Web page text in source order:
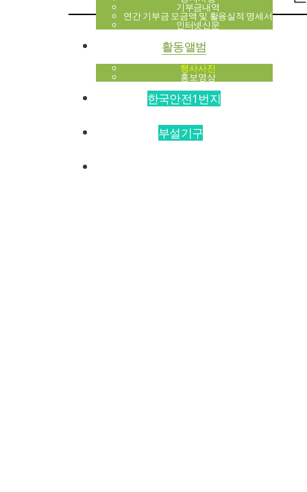
기부금내역
연간 기부금 모금액 및 활용실적 명세서
인터넷신문
활동앨범
행사사진
홍보영상
한국안전1번지
부설기구